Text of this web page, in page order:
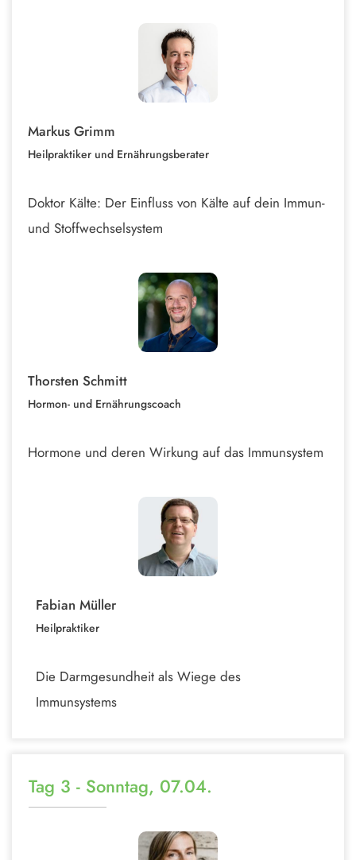
Markus Grimm
Heilpraktiker und Ernährungsberater
Doktor Kälte: Der Einfluss von Kälte auf dein Immun-
und Stoffwechselsystem
Thorsten Schmitt
Hormon- und Ernährungscoach
Hormone und deren Wirkung auf das Immunsystem
Fabian Müller
Heilpraktiker
Die Darmgesundheit als Wiege des
Immunsystems
Tag 3 - Sonntag, 07.04.